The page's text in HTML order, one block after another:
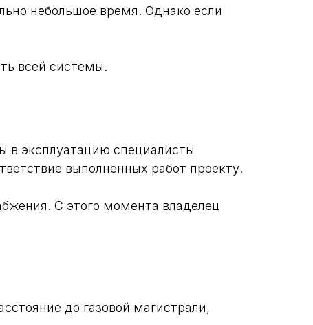
небольшое время. Однако если
всей системы.
в эксплуатацию специалисты
выполненных работ проекту.
С этого момента владелец
до газовой магистрали,